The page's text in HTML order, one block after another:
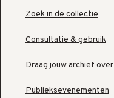
Zoek in de collectie
Consultatie & gebruik
Draag jouw archief over
Publieksevenementen